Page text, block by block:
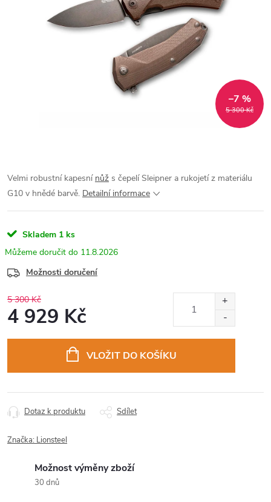
5 300 Kč
–7 %
Velmi robustní kapesní nůž s čepelí Sleipner a rukojetí z materiálu
G10 v hnědé barvě. Detailní informace
Skladem 1 ks
11.8.2026
Možnosti doručení
5 300 Kč
4 929 Kč
VLOŽIT DO KOŠÍKU
Dotaz k produktu Sdílet
Značka: Lionsteel
Možnost výměny zboží
30 dnů